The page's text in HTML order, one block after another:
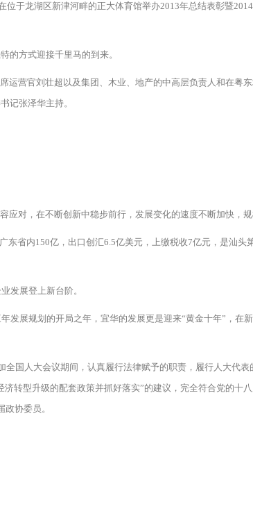
于龙湖区新津河畔的正大体育馆举办2013年总结表彰暨
的方式迎接千里马的到来。
营官刘壮超以及集团、木业、地产的中高层负责人和在粤
记张泽华主持。
对，在不断创新中稳步前行，发展变化的速度不断加快，规
省内150亿，出口创汇6.5亿美元，上缴税收7亿元，是汕头
发展登上新台阶。
展规划的开局之年，宜华的发展更是迎来“黄金十年”，在
国人大会议期间，认真履行法律赋予的职责，履行人大代
型升级的配套政策并抓好落实”的建议，完全符合党的十
协委员。